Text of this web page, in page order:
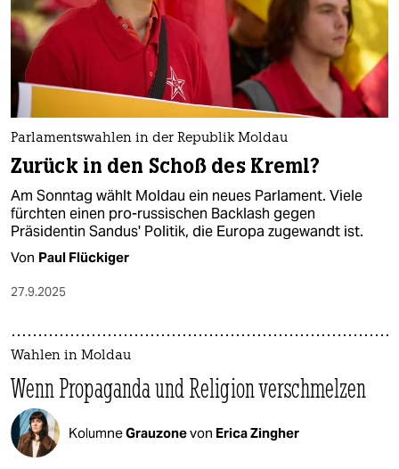
Parlamentswahlen in der Republik Moldau
Zurück in den Schoß des Kreml?
Am Sonntag wählt Moldau ein neues Parlament. Viele
fürchten einen pro-russischen Backlash gegen
Präsidentin Sandus' Politik, die Europa zugewandt ist.
Von Paul Flückiger
27.9.2025
Wahlen in Moldau
Wenn Propaganda und Religion verschmelzen
KolumneGrauzonevon Erica Zingher